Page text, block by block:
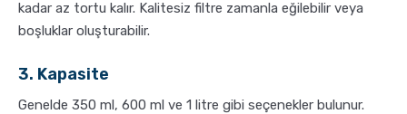
kadar az tortu kalır. Kalitesiz filtre zamanla eğilebilir veya
boşluklar oluşturabilir.
3. Kapasite
Genelde 350 ml, 600 ml ve 1 litre gibi seçenekler bulunur.